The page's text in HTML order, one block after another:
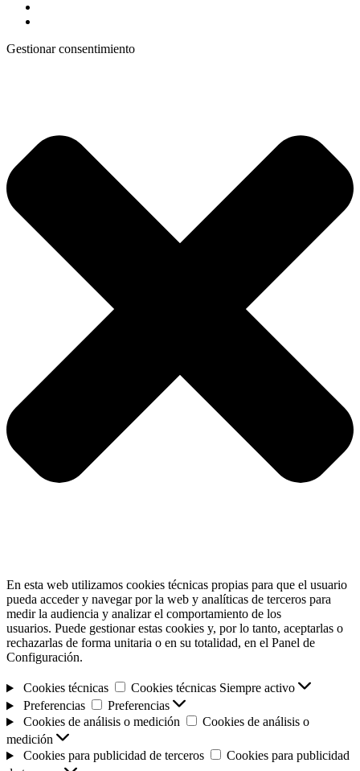
Gestionar consentimiento
En esta web utilizamos cookies técnicas propias para que el usuario
pueda acceder y navegar por la web y analíticas de terceros para
medir la audiencia y analizar el comportamiento de los
usuarios. Puede gestionar estas cookies y, por lo tanto, aceptarlas o
rechazarlas de forma unitaria o en su totalidad, en el Panel de
Configuración.
Cookies técnicas Cookies técnicas Siempre activo
Preferencias
Preferencias
Cookies de análisis o medición
Cookies de análisis o
medición
Cookies para publicidad de terceros
Cookies para publicidad